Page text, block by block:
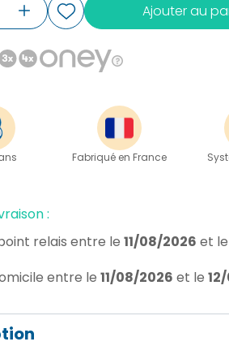
Ajouter au
Fabriqué en France
:
relais entre le 11/08/2026 et le
entre le 11/08/2026 et le